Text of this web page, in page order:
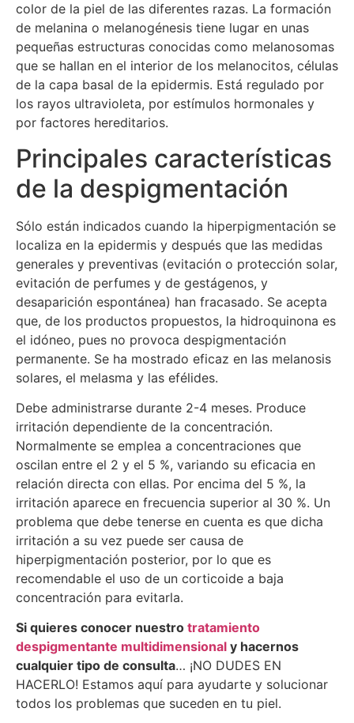
color de la piel de las diferentes razas. La formación
de melanina o melanogénesis tiene lugar en unas
pequeñas estructuras conocidas como melanosomas
que se hallan en el interior de los melanocitos, células
de la capa basal de la epidermis. Está regulado por
los rayos ultravioleta, por estímulos hormonales y
por factores hereditarios.
Principales características
de la despigmentación
Sólo están indicados cuando la hiperpigmentación se
localiza en la epidermis y después que las medidas
generales y preventivas (evitación o protección solar,
evitación de perfumes y de gestágenos, y
desaparición espontánea) han fracasado. Se acepta
que, de los productos propuestos, la hidroquinona es
el idóneo, pues no provoca despigmentación
permanente. Se ha mostrado eficaz en las melanosis
solares, el melasma y las efélides.
Debe administrarse durante 2-4 meses. Produce
irritación dependiente de la concentración.
Normalmente se emplea a concentraciones que
oscilan entre el 2 y el 5 %, variando su eficacia en
relación directa con ellas. Por encima del 5 %, la
irritación aparece en frecuencia superior al 30 %. Un
problema que debe tenerse en cuenta es que dicha
irritación a su vez puede ser causa de
hiperpigmentación posterior, por lo que es
recomendable el uso de un corticoide a baja
concentración para evitarla.
Si quieres conocer nuestro tratamiento
despigmentante multidimensional y hacernos
cualquier tipo de consulta… ¡NO DUDES EN
HACERLO! Estamos aquí para ayudarte y solucionar
todos los problemas que suceden en tu piel.